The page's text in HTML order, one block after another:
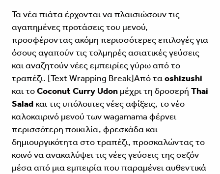
Τα νέα πιάτα έρχονται να πλαισιώσουν τις
αγαπημένες προτάσεις του μενού,
προσφέροντας ακόμη περισσότερες επιλογές για
όσους αγαπούν τις τολμηρές ασιατικές γεύσεις
και αναζητούν νέες εμπειρίες γύρω από το
τραπέζι. [Text Wrapping Break]Από ταoshizushi
και τοCoconut Curry Udonμέχρι τη δροσερή Thai
Saladκαι τις υπόλοιπες νέες αφίξεις, το νέο
καλοκαιρινό μενού των wagamama φέρνει
περισσότερη ποικιλία, φρεσκάδα και
δημιουργικότητα στο τραπέζι, προσκαλώντας το
κοινό να ανακαλύψει τις νέες γεύσεις της σεζόν
μέσα από μια εμπειρία που παραμένει αυθεντικά